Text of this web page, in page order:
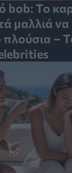
bob: Το
μαλλιά να
πλούσια –